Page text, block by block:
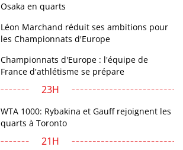
Osaka en quarts
Léon Marchand réduit ses ambitions pour
les Championnats d'Europe
Championnats d'Europe : l'équipe de
France d'athlétisme se prépare
23H
WTA 1000: Rybakina et Gauff rejoignent les
quarts à Toronto
21H